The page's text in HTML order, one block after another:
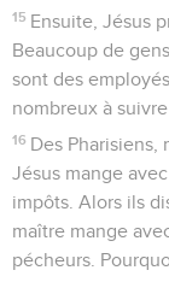
15 Ensuite, Jésus
Beaucoup de
sont des
nombreux à suivre
16 Des Pharisiens,
Jésus mange
impôts. Alors ils
maître mange
pécheurs.